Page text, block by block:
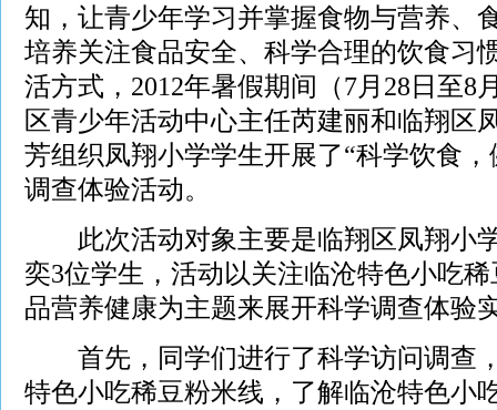
知，让青少年学习并掌握食物与营养、
培养关注食品安全、科学合理的饮食习
活方式，2012年暑假期间（7月28日至8
区青少年活动中心主任芮建丽和临翔区
芳组织凤翔小学学生开展了“科学饮食
调查体验活动。
此次活动对象主要是临翔区凤翔小
奕3位学生，活动以关注临沧特色小吃
品营养健康为主题来展开科学调查体验
首先，同学们进行了科学访问调查
特色小吃稀豆粉米线，了解临沧特色小